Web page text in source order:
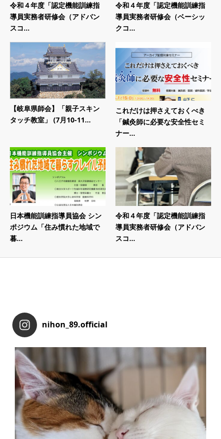
令和４年度「認定機能訓練指
導員実務者研修会（アドバン
スコ...
令和４年度「認定機能訓練指
導員実務者研修会（ベーシッ
クコ...
【岐阜県師会】「親子スキン
タッチ教室」 (7月10-11...
これだけは押さえておくべき
「鍼灸師に必要な安全性セミ
ナー...
日本機能訓練指導員協会 シン
ポジウム「住み慣れた地域で
暮...
令和４年度「認定機能訓練指
導員実務者研修会（アドバン
スコ...
nihon_89.official